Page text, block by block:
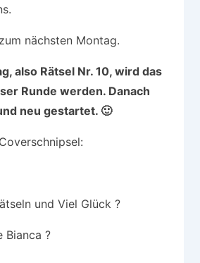
nächsten Montag.
also Rätsel Nr. 10, wird das
Runde werden. Danach
neu gestartet. 🙂
und Viel Glück ?
Bianca ?️